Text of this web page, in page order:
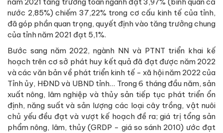
nước 2,85%) chiếm 37,22% trong cơ cấu kinh tế của tỉnh,
đã góp phần quan trọng, quyết định vào tăng trưởng chung
của tỉnh năm 2021 đạt 5,1%.
Bước sang năm 2022, ngành NN và PTNT triển khai kế
hoạch trên cơ sở phát huy kết quả đã đạt được năm 2022
và các văn bản về phát triển kinh tế - xã hội năm 2022 của
Tỉnh ủy, HĐND và UBND tỉnh… Trong 6 tháng đầu năm, sản
xuất nông, lâm nghiệp và thủy sản tiếp tục phát triển ổn
định, năng suất và sản lượng các loại cây trồng, vật nuôi
chủ yếu đều đạt và vượt kế hoạch đề ra; giá trị tổng sản
phẩm nông, lâm, thủy (GRDP - giá so sánh 2010) ước đạt